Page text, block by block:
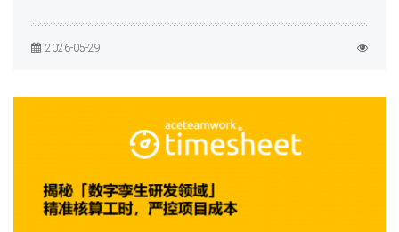
2026-05-29